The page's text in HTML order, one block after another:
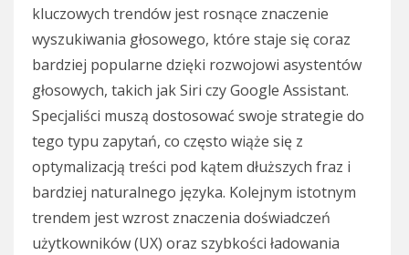
kluczowych trendów jest rosnące znaczenie
wyszukiwania głosowego, które staje się coraz
bardziej popularne dzięki rozwojowi asystentów
głosowych, takich jak Siri czy Google Assistant.
Specjaliści muszą dostosować swoje strategie do
tego typu zapytań, co często wiąże się z
optymalizacją treści pod kątem dłuższych fraz i
bardziej naturalnego języka. Kolejnym istotnym
trendem jest wzrost znaczenia doświadczeń
użytkowników (UX) oraz szybkości ładowania